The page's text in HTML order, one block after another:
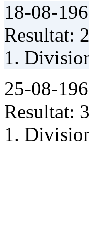
18-08-
Resultat:
1.
25-08-
Resultat:
1.